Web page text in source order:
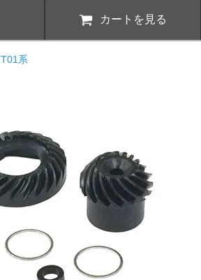
カートを見る
系